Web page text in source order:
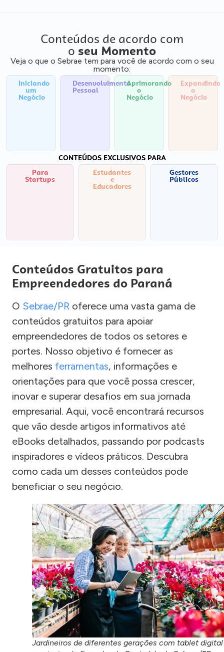
Conteúdos de acordo com
o seu Momento
Veja o que o Sebrae tem para você de acordo com o seu
momento:
Iniciando
um
Negócio
Desenvolvimento
Pessoal
Aprimorando
o
Negócio
Expandindo
o
Negócio
CONTEÚDOS EXCLUSIVOS PARA
Para
Startups
Estudantes
e
Educadores
Gestores
Públicos
Conteúdos Gratuitos para
Empreendedores do Paraná
O Sebrae/PR oferece uma vasta gama de
conteúdos gratuitos para apoiar
empreendedores de todos os setores e
portes. Nosso objetivo é fornecer as
melhores ferramentas, informações e
orientações para que você possa crescer,
inovar e superar desafios em sua jornada
empresarial. Aqui, você encontrará recursos
que vão desde artigos informativos até
eBooks detalhados, passando por podcasts
inspiradores e vídeos práticos. Descubra
como cada um desses conteúdos pode
beneficiar o seu negócio.
Jardineiros de diferentes gerações com tablet digital